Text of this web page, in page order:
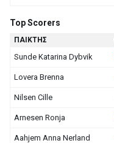
Top Scorers
ΠΑΙΚΤΗΣ
Sunde Katarina Dybvik
Lovera Brenna
Nilsen Cille
Arnesen Ronja
Aahjem Anna Nerland